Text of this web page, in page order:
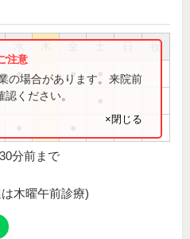
祝
● ●
の場合があります。来院前
ください。
×閉じる
分前まで
木曜午前診療)